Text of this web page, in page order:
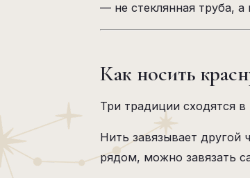
— не стеклянная труба, а
Как носить
Три традиции сходятся
Нить завязывает другой
рядом, можно завязать